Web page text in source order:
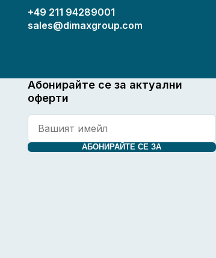
+49 211 94289001
sales@dimaxgroup.com
Абонирайте се за актуални
оферти
АБОНИРАЙТЕ СЕ ЗА